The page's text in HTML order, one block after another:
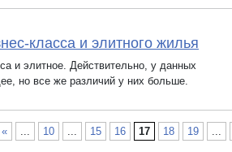
класса и элитного жилья
и элитное. Действительно, у данных
но все же различий у них больше.
« ... 10 ... 15 16 17 18 19 ...